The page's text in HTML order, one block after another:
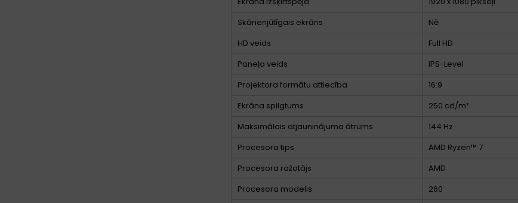
Skārienjūtīgais ekrāns
Nē
HD veids
Full HD
Paneļa veids
IPS-Level
Projektora formātu attiecība
16:9
Ekrāna spilgtums
250 cd/m²
Maksimālais atjauninājuma ātrums
144 Hz
Procesora tips
AMD Ryzen™ 7
Procesora ražotājs
AMD
Procesora modelis
260